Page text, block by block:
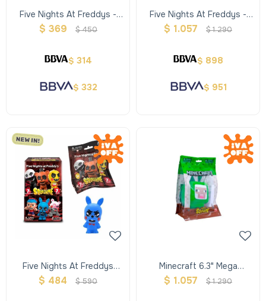
Five Nights At Freddys -
Trompo
$ 369 $450
$ 314
$ 332
Five Nights At Freddys -
Mega Squishme
$ 1.057 $1.290
$ 898
$ 951
Five Nights At Freddys
Movie 2.5" Squishmes
$ 484 $ 590
Minecraft 6.3" Mega
Squishmes
$ 1.057 $1.290